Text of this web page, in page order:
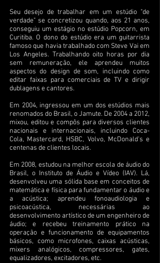
Seu desejo de trabalhar em um estúdio "de
verdade" se concretizou quando, aos 21 anos,
conseguiu um estágio no estúdio Popcorn, em
Curitiba. O dono do estúdio era um guitarrista
famoso que havia trabalhado com Steve Vai em
Los Angeles. Trabalhando oito horas por dia
sem remuneração, ele aprendeu muitos
aspectos do design de som, incluindo como
editar faixas para comerciais de TV e dirigir
dublagens e cantores.
Em 2004, ingressou em um dos estúdios mais
renomados do Brasil, o Jamute. De 2004 a 2012,
mixou, editou e compôs para diversos clientes
nacionais e internacionais, incluindo Coca-
Cola, Mastercard, HSBC, Volvo, McDonald's e
centenas de clientes locais.
Em 2008, estudou na melhor escola de áudio do
Brasil, o Instituto de Áudio e Vídeo (IAV). Lá,
desenvolveu uma sólida base em conceitos de
matemática e física para fundamentar o áudio e
a acústica; aprendeu fonoaudiologia e
psicoacústica, necessárias ao
desenvolvimento artístico de um engenheiro de
áudio; e recebeu treinamento prático na
operação e funcionamento de equipamentos
básicos, como microfones, caixas acústicas,
mixers analógicos, compressores, gates,
equalizadores, excitadores, etc.